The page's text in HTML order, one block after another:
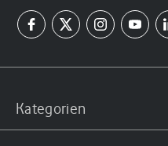
Kategorien